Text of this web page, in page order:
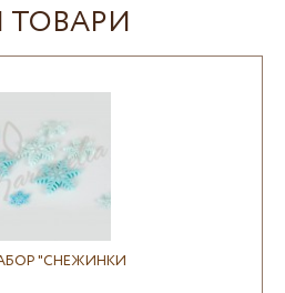
ТОВАРИ
"СНЕЖИНКИ